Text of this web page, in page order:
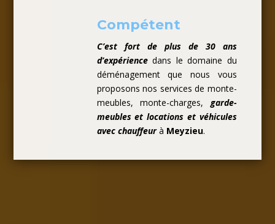
Compétent
C’est fort de plus de 30 ans
d’expériencedans le domaine du
déménagement que nous vous
proposons nos services de monte-
meubles, monte-charges,garde-
meubles et locations et véhicules
avec chauffeurà Meyzieu.